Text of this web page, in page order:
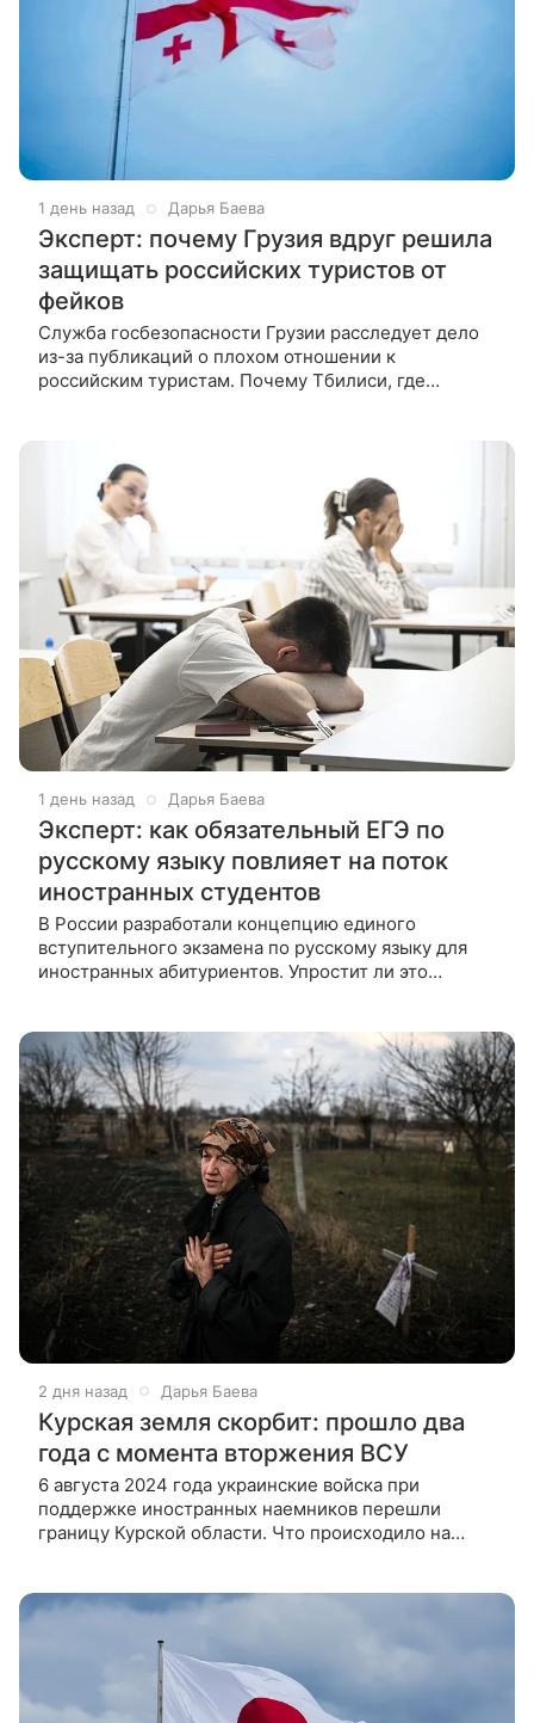
1 день назад Дарья Баева
Эксперт: почему Грузия вдруг решила
защищать российских туристов от
фейков
Служба госбезопасности Грузии расследует дело
из-за публикаций о плохом отношении к
российским туристам. Почему Тбилиси, где
1 день назад Дарья Баева
Эксперт: как обязательный ЕГЭ по
русскому языку повлияет на поток
иностранных студентов
В России разработали концепцию единого
вступительного экзамена по русскому языку для
иностранных абитуриентов. Упростит ли это
2 дня назад Дарья Баева
Курская земля скорбит: прошло два
года с момента вторжения ВСУ
6 августа 2024 года украинские войска при
поддержке иностранных наемников перешли
границу Курской области. Что происходило на